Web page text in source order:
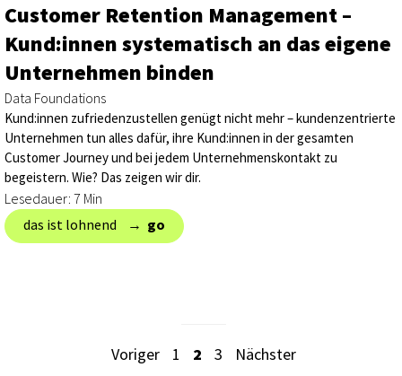
Customer Retention Management –
Kund:innen systematisch an das eigene
Unternehmen binden
Data Foundations
Kund:innen zufriedenzustellen genügt nicht mehr – kundenzentrierte
Unternehmen tun alles dafür, ihre Kund:innen in der gesamten
Customer Journey und bei jedem Unternehmenskontakt zu
begeistern. Wie? Das zeigen wir dir.
Lesedauer: 7 Min
das ist lohnend → ‎ go
Voriger 1 2 3 Nächster